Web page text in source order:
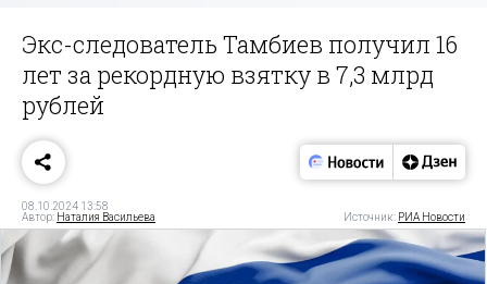
Экс-следователь Тамбиев получил 16
лет за рекордную взятку в 7,3 млрд
рублей
08.10.2024 13:58
Автор: Наталия Васильева Источник: РИА Новости